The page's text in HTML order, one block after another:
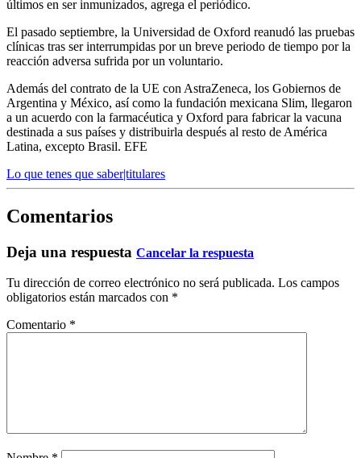
últimos en ser inmunizados, agrega el periódico.
El pasado septiembre, la Universidad de Oxford reanudó las pruebas
clínicas tras ser interrumpidas por un breve periodo de tiempo por la
reacción adversa sufrida por un voluntario.
Además del contrato de la UE con AstraZeneca, los Gobiernos de
Argentina y México, así como la fundación mexicana Slim, llegaron
a un acuerdo con la farmacéutica y Oxford para fabricar la vacuna
destinada a sus países y distribuirla después al resto de América
Latina, excepto Brasil. EFE
Lo que tenes que saber|titulares
Comentarios
Deja una respuesta Cancelar la respuesta
Tu dirección de correo electrónico no será publicada. Los campos
obligatorios están marcados con *
Comentario *